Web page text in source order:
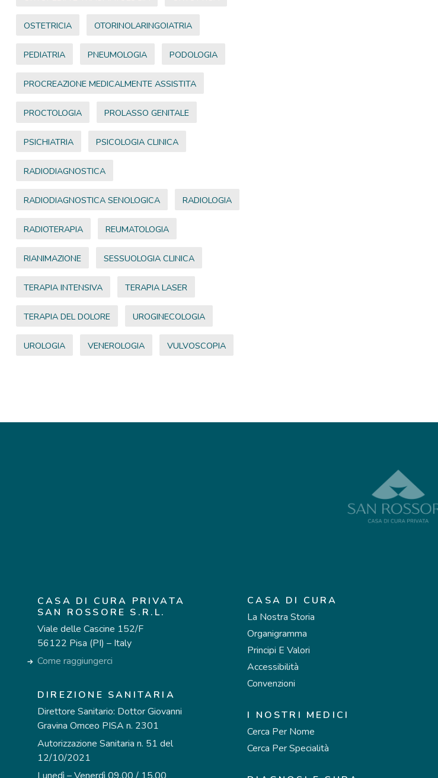
OSTETRICIA OTORINOLARINGOIATRIA
PEDIATRIA PNEUMOLOGIA PODOLOGIA
PROCREAZIONE MEDICALMENTE ASSISTITA
PROCTOLOGIA PROLASSO GENITALE
PSICHIATRIA PSICOLOGIA CLINICA
RADIODIAGNOSTICA
RADIODIAGNOSTICA SENOLOGICA RADIOLOGIA
RADIOTERAPIA REUMATOLOGIA
RIANIMAZIONE SESSUOLOGIA CLINICA
TERAPIA INTENSIVA TERAPIA LASER
TERAPIA DEL DOLORE UROGINECOLOGIA
UROLOGIA VENEROLOGIA VULVOSCOPIA
CASA DI CURA PRIVATA
SAN ROSSORE S.R.L.
Viale delle Cascine 152/F
56122 Pisa (PI) – Italy
Come raggiungerci
DIREZIONE SANITARIA
Direttore Sanitario: Dottor Giovanni
Gravina Omceo PISA n. 2301
Autorizzazione Sanitaria n. 51 del
12/10/2021
CASA DI CURA
La Nostra Storia
Organigramma
Principi E Valori
Accessibilità
Convenzioni
I NOSTRI MEDICI
Cerca Per Nome
Cerca Per Specialità